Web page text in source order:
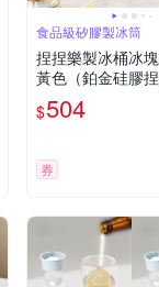
食品級矽膠製冰筒
捏捏樂製冰桶冰
黃色（鉑金硅膠
桶 一捏輕鬆脫模
$504
券